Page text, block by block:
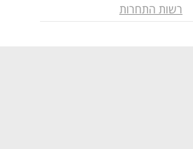
רשות התחרות